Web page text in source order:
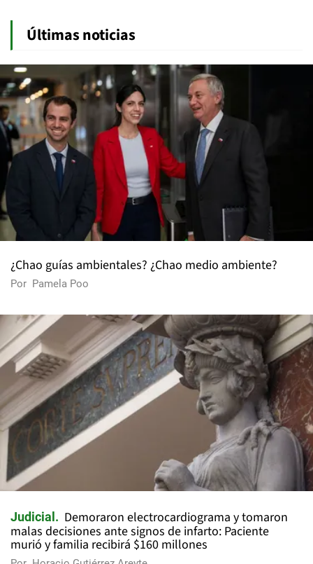
Últimas noticias
¿Chao guías ambientales? ¿Chao medio ambiente?
Por Pamela Poo
Judicial
Demoraron electrocardiograma y tomaron
malas decisiones ante signos de infarto: Paciente
murió y familia recibirá $160 millones